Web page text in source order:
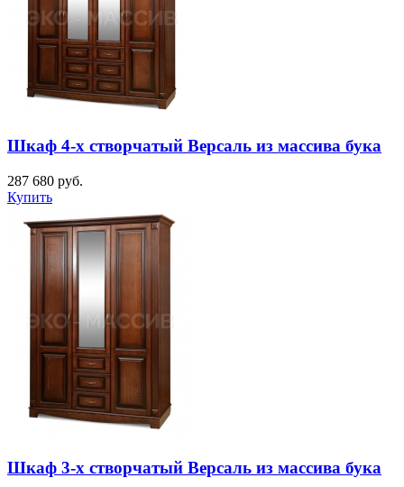
Шкаф 4-х створчатый Версаль из массива бука
287 680 руб.
Купить
Шкаф 3-х створчатый Версаль из массива бука